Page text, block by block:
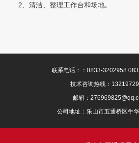
2、清洁、整理工作台和场地。
联系电话：：0833-3202958
技术咨询热线：
邮箱：
公司地址：乐山市五通桥区牛